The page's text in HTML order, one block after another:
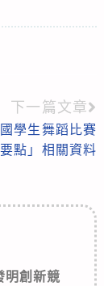
下一篇文章
學生舞蹈比賽
點」相關資料
創新競